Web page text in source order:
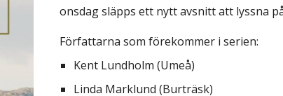
onsdag släpps ett nytt avsnitt att lyssna
Författarna som förekommer i serien:
Kent Lundholm (Umeå)
Linda Marklund (Burträsk)